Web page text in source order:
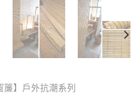
簾】戶外抗潮系列